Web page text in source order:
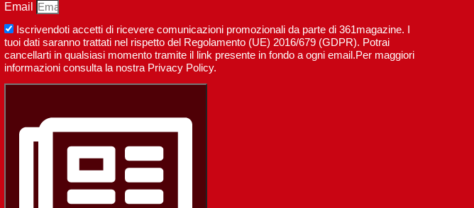
Email
Iscrivendoti accetti di ricevere comunicazioni promozionali da parte di 361magazine. I
tuoi dati saranno trattati nel rispetto del Regolamento (UE) 2016/679 (GDPR). Potrai
cancellarti in qualsiasi momento tramite il link presente in fondo a ogni email.Per maggiori
informazioni consulta la nostra Privacy Policy.